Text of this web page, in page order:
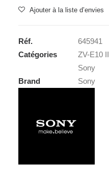
SONY
II
BODY
Ajouter à la liste d’envies
Réf.
645941
Catégories
ZV-E10 II
Sony
Brand
Sony